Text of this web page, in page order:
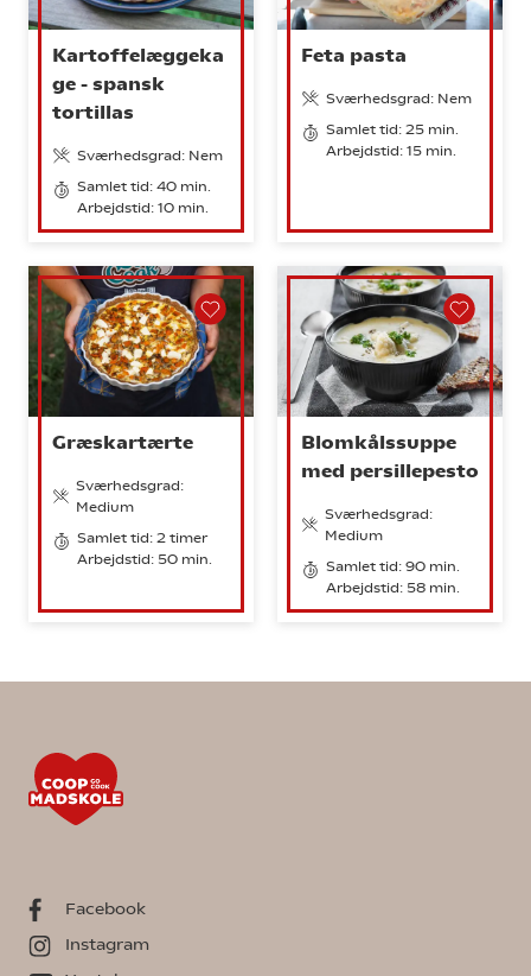
Kartoffelæggeka
ge - spansk
tortillas
Sværhedsgrad: Nem
Samlet tid: 40 min.
Arbejdstid: 10 min.
Feta pasta
Sværhedsgrad: Nem
Samlet tid: 25 min.
Arbejdstid: 15 min.
Græskartærte
Sværhedsgrad:
Medium
Samlet tid: 2 timer
Arbejdstid: 50 min.
Blomkålssuppe
med persillepesto
Sværhedsgrad:
Medium
Samlet tid: 90 min.
Arbejdstid: 58 min.
Facebook
Instagram